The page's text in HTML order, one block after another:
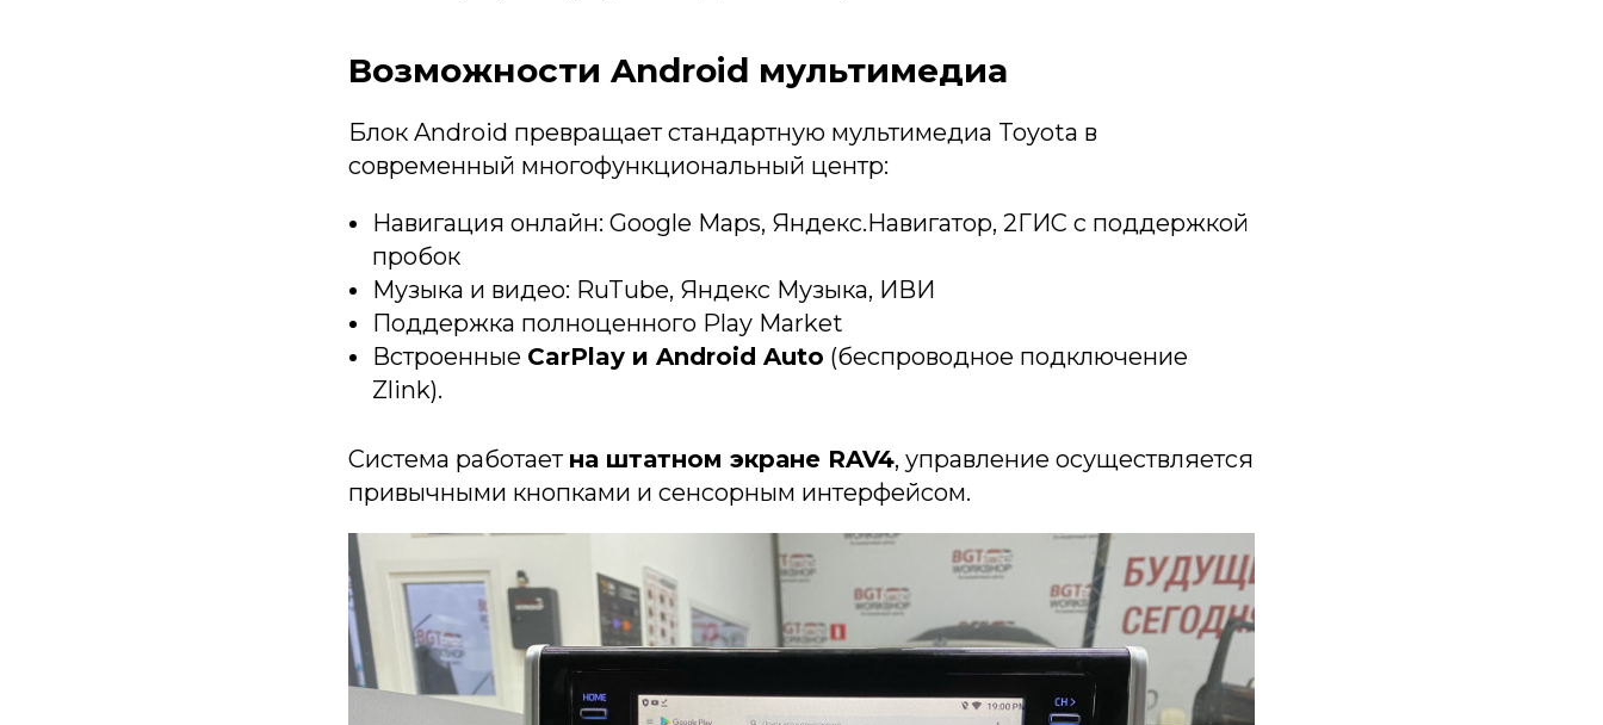
Возможности Android мультимедиа
Блок Android превращает стандартную мультимедиа Toyota в
современный многофункциональный центр:
Навигация онлайн: Google Maps, Яндекс.Навигатор, 2ГИС с поддержкой
пробок
Музыка и видео: RuTube, Яндекс Музыка, ИВИ
Поддержка полноценного Play Market
Встроенные CarPlay и Android Auto (беспроводное подключение
Zlink).
Система работает на штатном экране RAV4, управление осуществляется
привычными кнопками и сенсорным интерфейсом.